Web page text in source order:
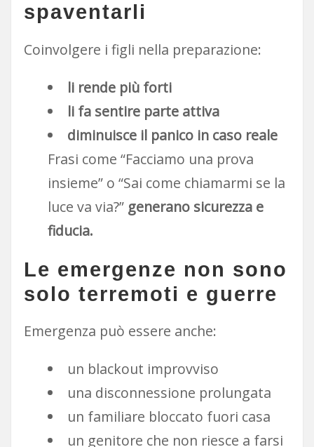
spaventarli
Coinvolgere i figli nella preparazione:
li rende più forti
li fa sentire parte attiva
diminuisce il panico in caso reale
Frasi come “Facciamo una prova
insieme” o “Sai come chiamarmi se la
luce va via?” generano sicurezza e
fiducia.
Le emergenze non sono
solo terremoti e guerre
Emergenza può essere anche:
un blackout improvviso
una disconnessione prolungata
un familiare bloccato fuori casa
un genitore che non riesce a farsi